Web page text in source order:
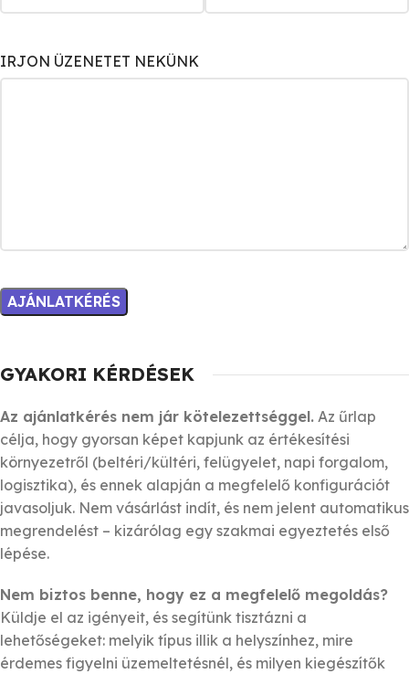
IRJON ÜZENETET NEKÜNK
GYAKORI KÉRDÉSEK
Az ajánlatkérés nem jár kötelezettséggel. Az űrlap
célja, hogy gyorsan képet kapjunk az értékesítési
környezetről (beltéri/kültéri, felügyelet, napi forgalom,
logisztika), és ennek alapján a megfelelő konfigurációt
javasoljuk. Nem vásárlást indít, és nem jelent automatikus
megrendelést – kizárólag egy szakmai egyeztetés első
lépése.
Nem biztos benne, hogy ez a megfelelő megoldás?
Küldje el az igényeit, és segítünk tisztázni a
lehetőségeket: melyik típus illik a helyszínhez, mire
érdemes figyelni üzemeltetésnél, és milyen kiegészítők